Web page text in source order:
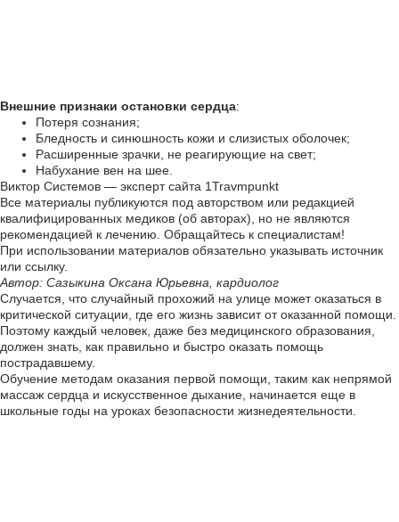
Внешние признаки остановки сердца:
Потеря сознания;
Бледность и синюшность кожи и слизистых оболочек;
Расширенные зрачки, не реагирующие на свет;
Набухание вен на шее.
Виктор Системов — эксперт сайта 1Travmpunkt
Все материалы публикуются под авторством или редакцией
квалифицированных медиков (об авторах), но не являются
рекомендацией к лечению. Обращайтесь к специалистам!
При использовании материалов обязательно указывать источник
или ссылку.
Автор: Сазыкина Оксана Юрьевна, кардиолог
Случается, что случайный прохожий на улице может оказаться в
критической ситуации, где его жизнь зависит от оказанной помощи.
Поэтому каждый человек, даже без медицинского образования,
должен знать, как правильно и быстро оказать помощь
пострадавшему.
Обучение методам оказания первой помощи, таким как непрямой
массаж сердца и искусственное дыхание, начинается еще в
школьные годы на уроках безопасности жизнедеятельности.